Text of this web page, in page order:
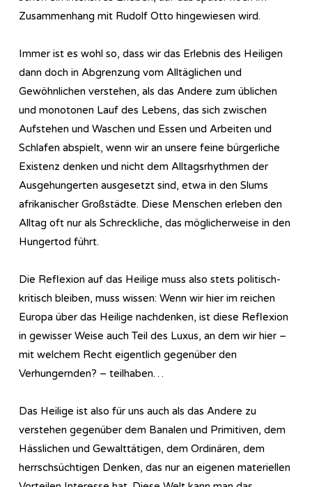
Zusammenhang mit Rudolf Otto hingewiesen wird.
Immer ist es wohl so, dass wir das Erlebnis des Heiligen
dann doch in Abgrenzung vom Alltäglichen und
Gewöhnlichen verstehen, als das Andere zum üblichen
und monotonen Lauf des Lebens, das sich zwischen
Aufstehen und Waschen und Essen und Arbeiten und
Schlafen abspielt, wenn wir an unsere feine bürgerliche
Existenz denken und nicht dem Alltagsrhythmen der
Ausgehungerten ausgesetzt sind, etwa in den Slums
afrikanischer Großstädte. Diese Menschen erleben den
Alltag oft nur als Schreckliche, das möglicherweise in den
Hungertod führt.
Die Reflexion auf das Heilige muss also stets politisch-
kritisch bleiben, muss wissen: Wenn wir hier im reichen
Europa über das Heilige nachdenken, ist diese Reflexion
in gewisser Weise auch Teil des Luxus, an dem wir hier –
mit welchem Recht eigentlich gegenüber den
Verhungernden? – teilhaben…
Das Heilige ist also für uns auch als das Andere zu
verstehen gegenüber dem Banalen und Primitiven, dem
Hässlichen und Gewalttätigen, dem Ordinären, dem
herrschsüchtigen Denken, das nur an eigenen materiellen